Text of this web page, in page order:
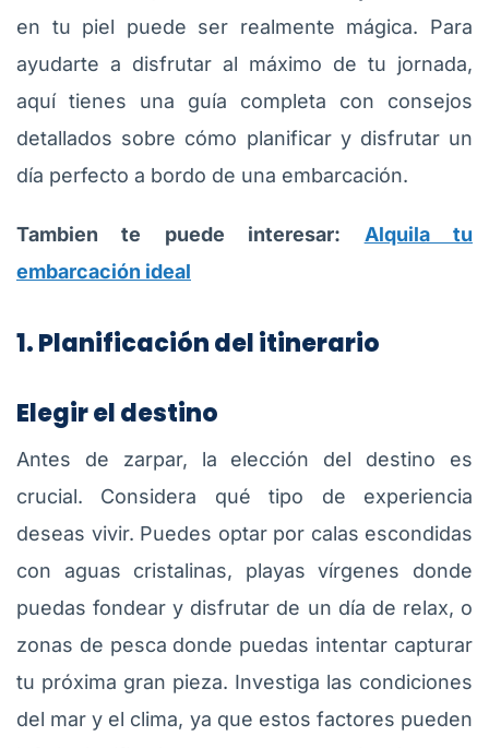
en tu piel puede ser realmente mágica. Para
ayudarte a disfrutar al máximo de tu jornada,
aquí tienes una guía completa con consejos
detallados sobre cómo planificar y disfrutar un
día perfecto a bordo de una embarcación.
Tambien te puede interesar: Alquila tu
embarcación ideal
1. Planificación del itinerario
Elegir el destino
Antes de zarpar, la elección del destino es
crucial. Considera qué tipo de experiencia
deseas vivir. Puedes optar por calas escondidas
con aguas cristalinas, playas vírgenes donde
puedas fondear y disfrutar de un día de relax, o
zonas de pesca donde puedas intentar capturar
tu próxima gran pieza. Investiga las condiciones
del mar y el clima, ya que estos factores pueden